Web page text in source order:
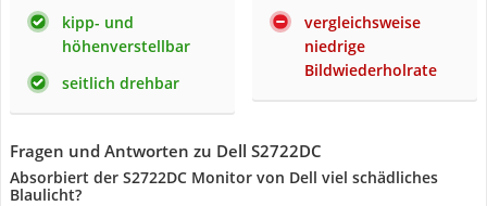
kipp- und
höhenverstellbar
seitlich drehbar
vergleichsweise
niedrige
Bildwiederholrate
Fragen und Antworten zu Dell S2722DC
Absorbiert der S2722DC Monitor von Dell viel schädliches
Blaulicht?